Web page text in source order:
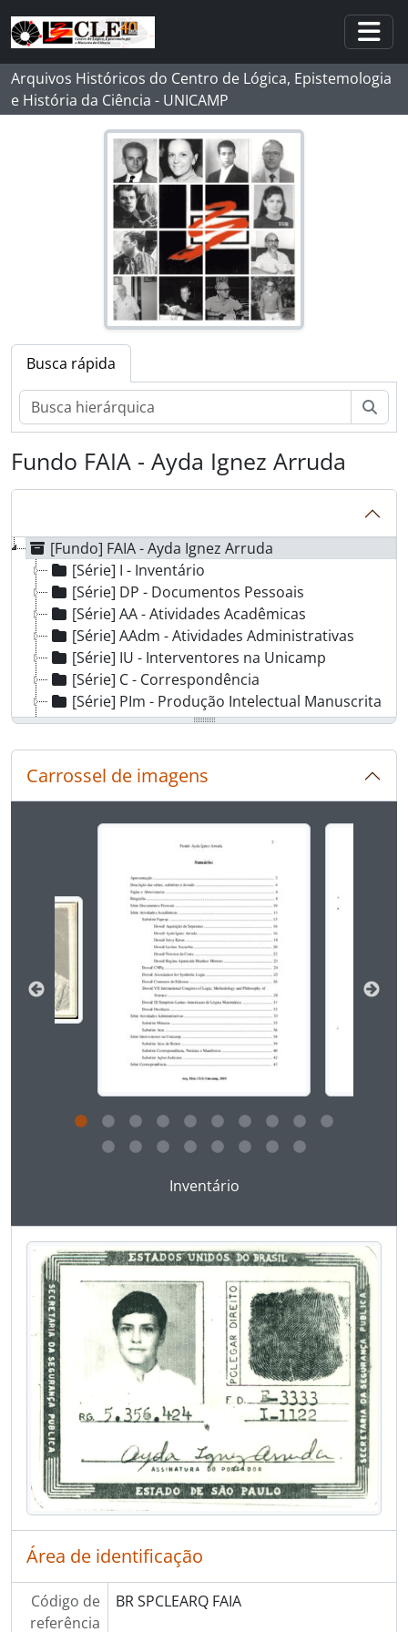
Skip to main content
Arquivos Históricos do Centro de Lógica, Epistemologia
e História da Ciência - UNICAMP
Busca rápida
Fundo FAIA - Ayda Ignez Arruda
[Fundo] FAIA - Ayda Ignez Arruda
[Série] I - Inventário
[Série] DP - Documentos Pessoais
[Série] AA - Atividades Acadêmicas
[Série] AAdm - Atividades Administrativas
[Série] IU - Interventores na Unicamp
[Série] C - Correspondência
[Série] PIm - Produção Intelectual Manuscrita
[Série] PItm - Produção Intelectual de Terceiros Manuscrita
[Série] Impr - Impressos
[Série] CV - Curriculum Vitae de Terceiros
[Série] H - Hemeroteca
[Série] F - Fotografias
Carrossel de imagens
Ao alterar o slide atual deste carrossel, o título
Inventário
Área de identificação
Código de
referência
BR SPCLEARQ FAIA